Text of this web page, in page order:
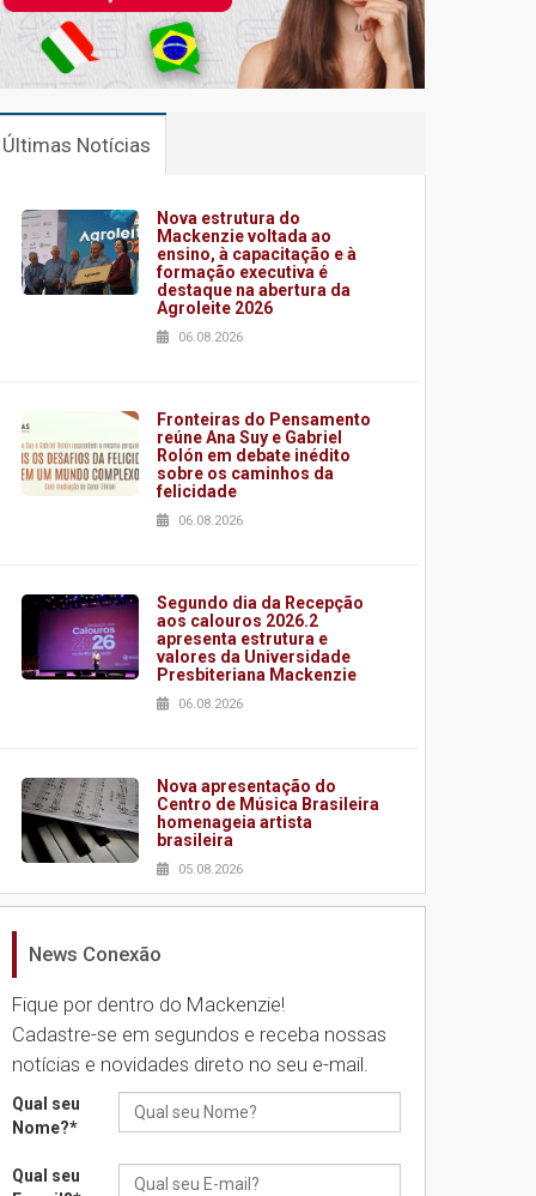
Últimas Notícias
Nova estrutura do
Mackenzie voltada ao
ensino, à capacitação e à
formação executiva é
destaque na abertura da
Agroleite 2026
06.08.2026
Fronteiras do Pensamento
reúne Ana Suy e Gabriel
Rolón em debate inédito
sobre os caminhos da
felicidade
06.08.2026
Segundo dia da Recepção
aos calouros 2026.2
apresenta estrutura e
valores da Universidade
Presbiteriana Mackenzie
06.08.2026
Nova apresentação do
Centro de Música Brasileira
homenageia artista
brasileira
05.08.2026
Universidade Mackenzie
Seminário discute desafios
das novas tecnologias em
sistemas solares
04.08.2026
News Conexão
Fique por dentro do Mackenzie!
Cadastre-se em segundos e receba nossas
notícias e novidades direto no seu e-mail.
Qual seu
Nome?*
Qual seu